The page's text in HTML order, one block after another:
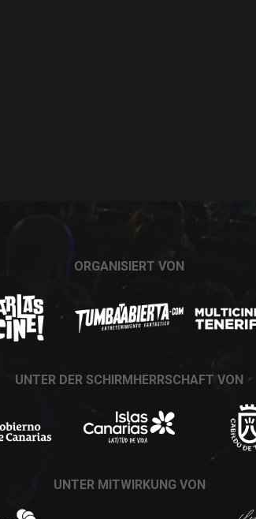
ORGANISIERT VON
UNTER DER SCHIRMHERRSCHAFT VON
UNTER MITWIRKUNG VON